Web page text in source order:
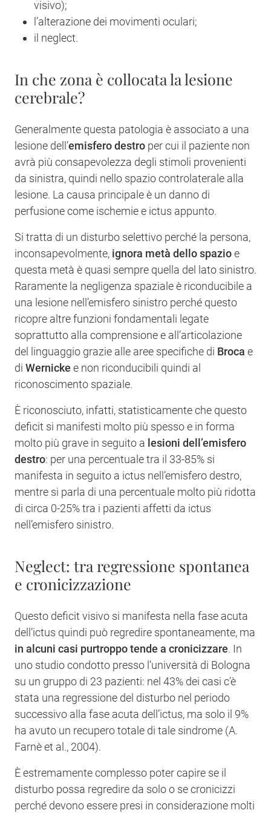
visivo);
l’alterazione dei movimenti oculari;
il neglect.
In che zona è collocata la lesione
cerebrale?
Generalmente questa patologia è associato a una
lesione dell’emisfero destro per cui il paziente non
avrà più consapevolezza degli stimoli provenienti
da sinistra, quindi nello spazio controlaterale alla
lesione. La causa principale è un danno di
perfusione come ischemie e ictus appunto.
Si tratta di un disturbo selettivo perché la persona,
inconsapevolmente, ignora metà dello spazioe
questa metà è quasi sempre quella del lato sinistro.
Raramente la negligenza spaziale è riconducibile a
una lesione nell’emisfero sinistro perché questo
ricopre altre funzioni fondamentali legate
soprattutto alla comprensione e all’articolazione
del linguaggio grazie alle aree specifiche di Broca e
di Wernicke e non riconducibili quindi al
riconoscimento spaziale.
È riconosciuto, infatti, statisticamente che questo
deficit si manifesti molto più spesso e in forma
molto più grave in seguito a lesioni dell’emisfero
destro: per una percentuale tra il 33-85% si
manifesta in seguito a ictus nell’emisfero destro,
mentre si parla di una percentuale molto più ridotta
di circa 0-25% tra i pazienti affetti da ictus
nell’emisfero sinistro.
Neglect: tra regressione spontanea
e cronicizzazione
Questo deficit visivo si manifesta nella fase acuta
dell’ictus quindi può regredire spontaneamente, ma
in alcuni casi purtroppo tende a cronicizzare. In
uno studio condotto presso l’università di Bologna
su un gruppo di 23 pazienti: nel 43% dei casi c’è
stata una regressione del disturbo nel periodo
successivo alla fase acuta dell’ictus, ma solo il 9%
ha avuto un recupero totale di tale sindrome (A.
Farnè et al., 2004).
È estremamente complesso poter capire se il
disturbo possa regredire da solo o se cronicizzi
perché devono essere presi in considerazione molti